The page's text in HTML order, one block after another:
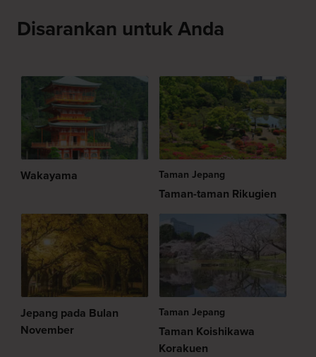
Disarankan untuk Anda
Wakayama Taman Jepang
Taman-taman Rikugien
Jepang pada Bulan
November
Taman Jepang
Taman Koishikawa
Korakuen